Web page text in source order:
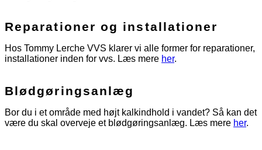
Reparationer og installationer
Hos Tommy Lerche VVS klarer vi alle former for reparationer,
installationer inden for vvs. Læs mere her.
Blødgøringsanlæg
Bor du i et område med højt kalkindhold i vandet? Så kan det
være du skal overveje et blødgøringsanlæg. Læs mere her.